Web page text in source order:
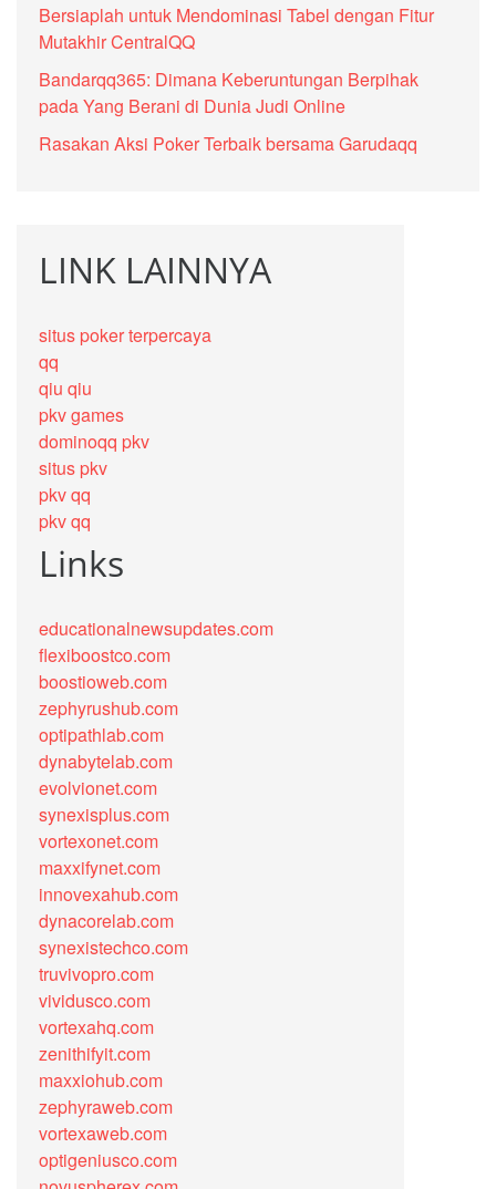
Bersiaplah untuk Mendominasi Tabel dengan Fitur
Mutakhir CentralQQ
Bandarqq365: Dimana Keberuntungan Berpihak
pada Yang Berani di Dunia Judi Online
Rasakan Aksi Poker Terbaik bersama Garudaqq
LINK LAINNYA
situs poker terpercaya
qq
qiu qiu
pkv games
dominoqq pkv
situs pkv
pkv qq
pkv qq
Links
educationalnewsupdates.com
flexiboostco.com
boostioweb.com
zephyrushub.com
optipathlab.com
dynabytelab.com
evolvionet.com
synexisplus.com
vortexonet.com
maxxifynet.com
innovexahub.com
dynacorelab.com
synexistechco.com
truvivopro.com
vividusco.com
vortexahq.com
zenithifyit.com
maxxiohub.com
zephyraweb.com
vortexaweb.com
optigeniusco.com